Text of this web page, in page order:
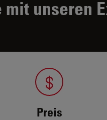
unseren
Preis